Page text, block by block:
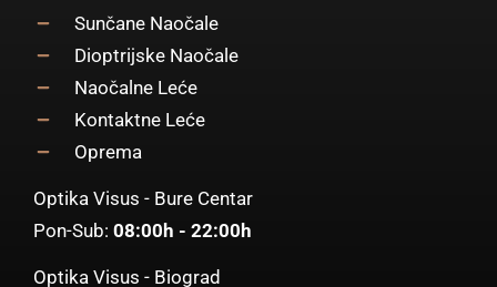
Sunčane Naočale
Dioptrijske Naočale
Naočalne Leće
Kontaktne Leće
Oprema
Optika Visus - Bure Centar
Pon-Sub: 08:00h - 22:00h
Optika Visus - Biograd